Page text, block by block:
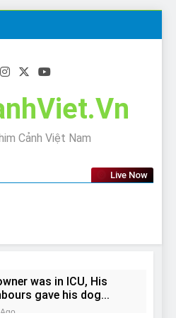
Cảnh Việt Nam
Live Now
was in ICU, His
gave his dog